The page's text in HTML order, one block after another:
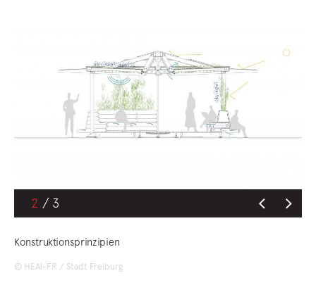
2
Konstruktionsprinzipien
© HEAI-FR / Stadt Freiburg